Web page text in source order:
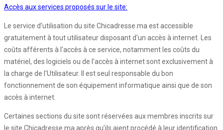
Accès aux services proposés sur le site:
Le service d’utilisation du site Chicadresse.ma est accessible
gratuitement à tout utilisateur disposant d'un accès à internet. Les
coûts afférents à l'accès à ce service, notamment les coûts du
matériel, des logiciels ou de l’accès à internet sont exclusivement à
la charge de l'Utilisateur. Il est seul responsable du bon
fonctionnement de son équipement informatique ainsi que de son
accès à internet.
Certaines sections du site sont réservées aux membres inscrits sur
le site Chicadresse.ma après qu’ils aient procédé à leur identification